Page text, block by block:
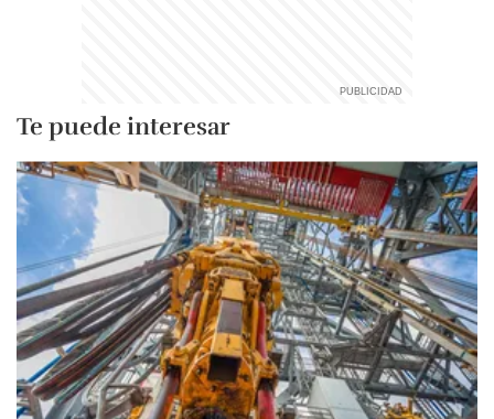
Te puede interesar